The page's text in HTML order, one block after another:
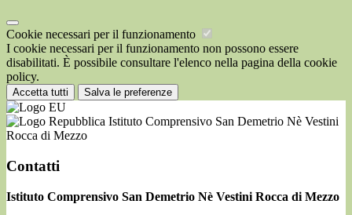
Cookie necessari per il funzionamento
I cookie necessari per il funzionamento non possono essere
disabilitati. È possibile consultare l'elenco nella pagina della cookie
policy.
Accetta tutti Salva le preferenze
Istituto Comprensivo San Demetrio Nè Vestini
Rocca di Mezzo
Contatti
Istituto Comprensivo San Demetrio Nè Vestini Rocca di Mezzo